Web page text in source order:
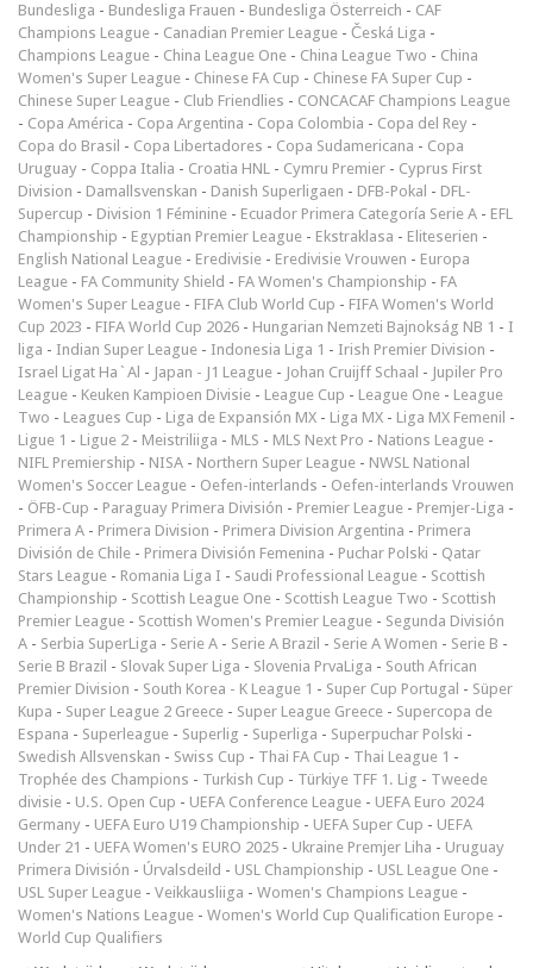
Bundesliga - Bundesliga Frauen - Bundesliga Österreich - CAF
Champions League - Canadian Premier League - Česká Liga -
Champions League - China League One - China League Two - China
Women's Super League - Chinese FA Cup - Chinese FA Super Cup -
Chinese Super League - Club Friendlies - CONCACAF Champions League
- Copa América - Copa Argentina - Copa Colombia - Copa del Rey -
Copa do Brasil - Copa Libertadores - Copa Sudamericana - Copa
Uruguay - Coppa Italia - Croatia HNL - Cymru Premier - Cyprus First
Division - Damallsvenskan - Danish Superligaen - DFB-Pokal - DFL-
Supercup - Division 1 Féminine - Ecuador Primera Categoría Serie A - EFL
Championship - Egyptian Premier League - Ekstraklasa - Eliteserien -
English National League - Eredivisie - Eredivisie Vrouwen - Europa
League - FA Community Shield - FA Women's Championship - FA
Women's Super League - FIFA Club World Cup - FIFA Women's World
Cup 2023 - FIFA World Cup 2026 - Hungarian Nemzeti Bajnokság NB 1 - I
liga - Indian Super League - Indonesia Liga 1 - Irish Premier Division -
Israel Ligat Ha`Al - Japan - J1 League - Johan Cruijff Schaal - Jupiler Pro
League - Keuken Kampioen Divisie - League Cup - League One - League
Two - Leagues Cup - Liga de Expansión MX - Liga MX - Liga MX Femenil -
Ligue 1 - Ligue 2 - Meistriliiga - MLS - MLS Next Pro - Nations League -
NIFL Premiership - NISA - Northern Super League - NWSL National
Women's Soccer League - Oefen-interlands - Oefen-interlands Vrouwen
- ÖFB-Cup - Paraguay Primera División - Premier League - Premjer-Liga -
Primera A - Primera Division - Primera Division Argentina - Primera
División de Chile - Primera División Femenina - Puchar Polski - Qatar
Stars League - Romania Liga I - Saudi Professional League - Scottish
Championship - Scottish League One - Scottish League Two - Scottish
Premier League - Scottish Women's Premier League - Segunda División
A - Serbia SuperLiga - Serie A - Serie A Brazil - Serie A Women - Serie B -
Serie B Brazil - Slovak Super Liga - Slovenia PrvaLiga - South African
Premier Division - South Korea - K League 1 - Super Cup Portugal - Süper
Kupa - Super League 2 Greece - Super League Greece - Supercopa de
Espana - Superleague - Superlig - Superliga - Superpuchar Polski -
Swedish Allsvenskan - Swiss Cup - Thai FA Cup - Thai League 1 -
Trophée des Champions - Turkish Cup - Türkiye TFF 1. Lig - Tweede
divisie - U.S. Open Cup - UEFA Conference League - UEFA Euro 2024
Germany - UEFA Euro U19 Championship - UEFA Super Cup - UEFA
Under 21 - UEFA Women's EURO 2025 - Ukraine Premjer Liha - Uruguay
Primera División - Úrvalsdeild - USL Championship - USL League One -
USL Super League - Veikkausliiga - Women's Champions League -
Women's Nations League - Women's World Cup Qualification Europe -
World Cup Qualifiers